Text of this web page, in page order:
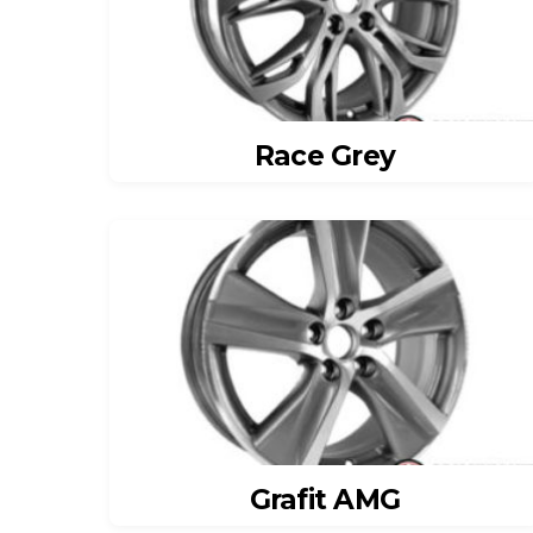
Race Grey
Grafit AMG